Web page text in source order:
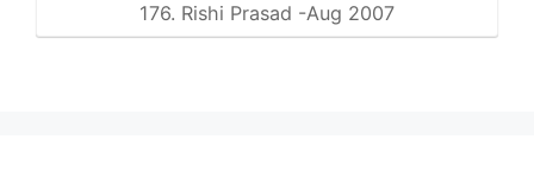
176. Rishi Prasad -Aug 2007